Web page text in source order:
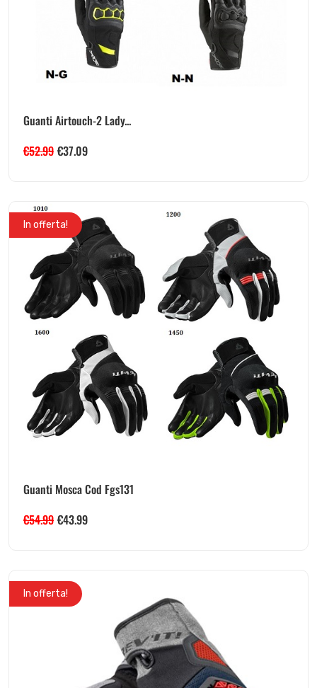
Guanti Airtouch-2 Lady...
€52.99 €37.09
In offerta!
Guanti Mosca Cod Fgs131
€54.99 €43.99
In offerta!